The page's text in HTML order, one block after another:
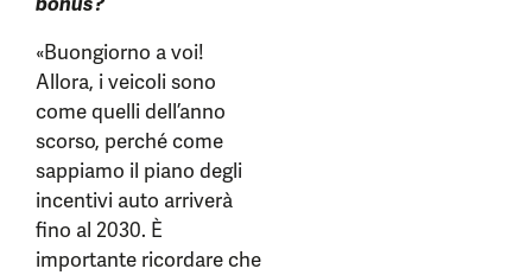
«Buongiorno a voi!
Allora, i veicoli sono
come quelli dell’anno
scorso, perché come
sappiamo il piano degli
incentivi auto arriverà
fino al 2030. È
importante ricordare che